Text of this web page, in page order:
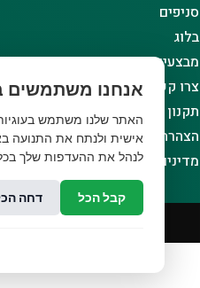
סניפים
בלוג
מבצעים
צרו קשר
תקנון אתר
הצהרת נגישות
מדיניות פרטיות
אנחנו משתמשים
אישית ולנתח את התנועה
לנהל את ההעדפות שלך
קבל הכל דחה